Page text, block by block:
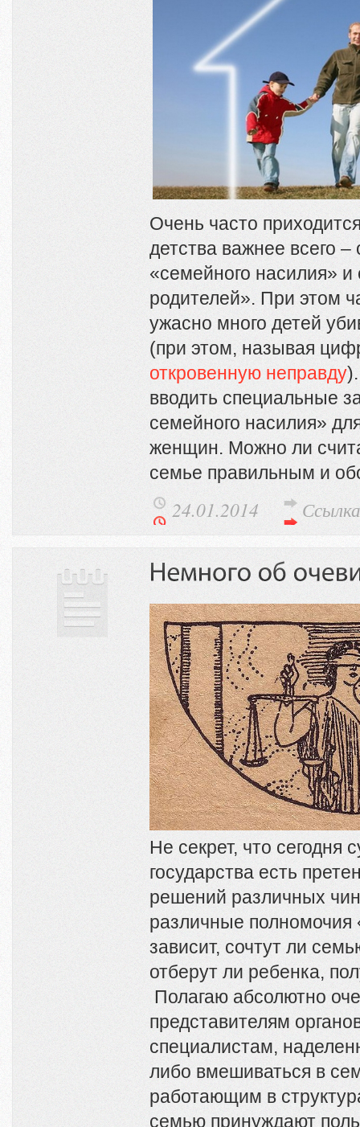
Очень часто
детства важнее всего –
«семейного насилия» и
родителей». При этом
ужасно много детей
(при этом, называя
откровенную неправду
вводить специальные
семейного насилия»
женщин. Можно ли
семье правильным и
24.01.2014 Ссылка
Не секрет, что сегодня
государства есть
решений различных
различные полномочия
зависит, сочтут ли
отберут ли ребенка,
Полагаю абсолютно
представителям
специалистам,
либо вмешиваться в
работающим в
семью принуждают